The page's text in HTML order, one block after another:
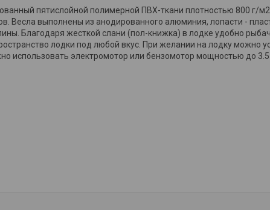
пятислойной полимерной ПВХ-ткани плотностью 800 г/
Весла выполнены из анодированного алюминия, лопасти -
Благодаря жесткой слани (пол-книжка) в лодке удобно
лодки под любой вкус. При желании на лодку можно
использовать электромотор или бензомотор мощностью до